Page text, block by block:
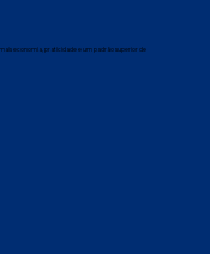
economia, praticidade e um padrão superior de